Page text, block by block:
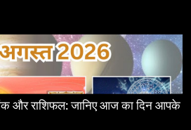
और राशिफल: जानिए आज का दिन आपके